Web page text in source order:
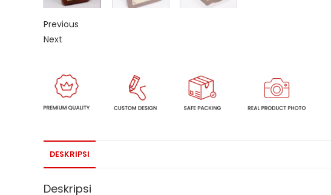
Previous
Next
DESKRIPSI
Deskripsi